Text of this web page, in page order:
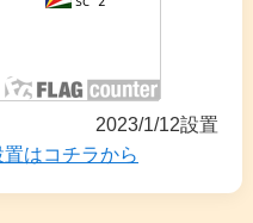
2023/1/12設置
はコチラから